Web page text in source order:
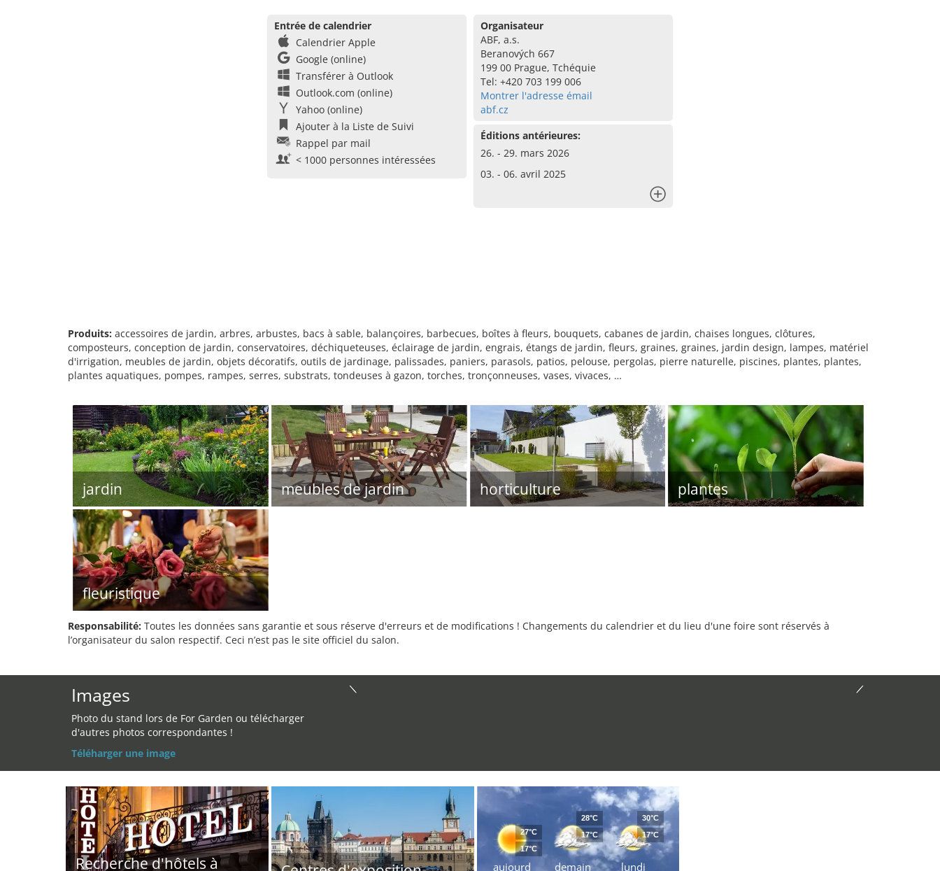
Entrée de calendrier
Calendrier Apple
Google (online)
Transférer à Outlook
Outlook.com (online)
Yahoo (online)
Ajouter à la Liste de Suivi
Rappel par mail
< 1000 personnes intéressées
Organisateur
ABF, a.s.
Beranových 667
199 00 Prague, Tchéquie
Tel: +420 703 199 006
Montrer l'adresse émail
abf.cz
Éditions antérieures:
26. - 29. mars 2026
03. - 06. avril 2025
Produits: accessoires de jardin, arbres, arbustes, bacs à sable, balançoires, barbecues, boîtes à fleurs, bouquets, cabanes de jardin, chaises longues, clôtures,
composteurs, conception de jardin, conservatoires, déchiqueteuses, éclairage de jardin, engrais, étangs de jardin, fleurs, graines, graines, jardin design, lampes, matériel
d'irrigation, meubles de jardin, objets décoratifs, outils de jardinage, palissades, paniers, parasols, patios, pelouse, pergolas, pierre naturelle, piscines, plantes, plantes,
plantes aquatiques, pompes, rampes, serres, substrats, tondeuses à gazon, torches, tronçonneuses, vases, vivaces, …
jardin meubles de jardin horticulture plantes
fleuristique
Responsabilité: Toutes les données sans garantie et sous réserve d'erreurs et de modifications ! Changements du calendrier et du lieu d'une foire sont réservés à
l’organisateur du salon respectif. Ceci n’est pas le site officiel du salon.
Images
Photo du stand lors de For Garden ou télécharger
d'autres photos correspondantes !
Téléharger une image
Recherche d'hôtels à
aujourd
27°C
17°C
demain
28°C
17°C
lundi
30°C
17°C